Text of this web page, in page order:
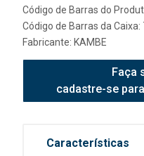
Código de Barras do
Código de Barras da
Fabricante: KAMBE
Faça
cadastre-se
Características